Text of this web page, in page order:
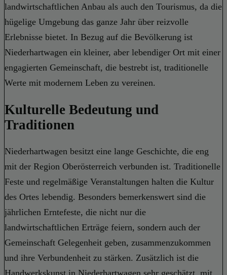
landwirtschaftlichen Anbau als auch den Tourismus, da die
hügelige Umgebung das ganze Jahr über reizvolle
Erlebnisse bietet. In Bezug auf die Bevölkerung ist
Niederhartwagen ein kleiner, aber lebendiger Ort mit einer
engagierten Gemeinschaft, die bestrebt ist, traditionelle
Werte mit modernem Leben zu vereinen.
Kulturelle Bedeutung und
Traditionen
Niederhartwagen besitzt eine lange Geschichte, die eng
mit der Region Oberösterreich verbunden ist. Traditionelle
Feste und regelmäßige Veranstaltungen halten die Kultur
des Ortes lebendig. Besonders bemerkenswert sind die
jährlichen Erntefeste, die nicht nur die
landwirtschaftlichen Erträge feiern, sondern auch der
Gemeinschaft Gelegenheit geben, zusammenzukommen
und ihre Verbundenheit zu stärken. Zusätzlich ist die